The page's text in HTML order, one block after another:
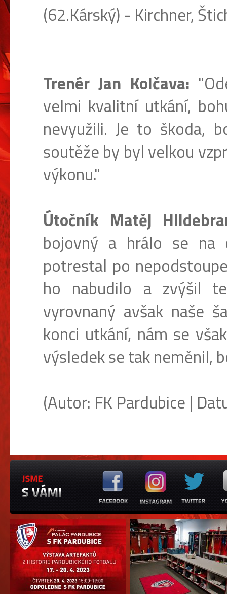
(62.Kárský) - Kirchner,
Trenér Jan Kolčava:
velmi kvalitní utkání,
nevyužili. Je to škoda,
soutěže by byl velkou
výkonu."
Útočník Matěj
bojovný a hrálo se na
potrestal po
ho nabudilo a zvýšil
vyrovnaný avšak naše
konci utkání, nám se
výsledek se tak neměnil,
(Autor: FK Pardubice |